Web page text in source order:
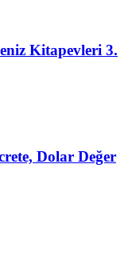
Kitapevleri 3.
Dolar Değer